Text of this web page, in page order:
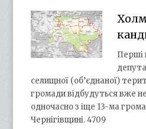
Перші
селищної (об’єднаної)
громади відбудуться вже
одночасно з іще 13-ма
Чернігівщині. 4709